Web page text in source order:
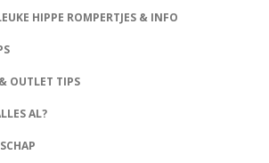
HIPPE ROMPERTJES & INFO
OUTLET TIPS
AL?